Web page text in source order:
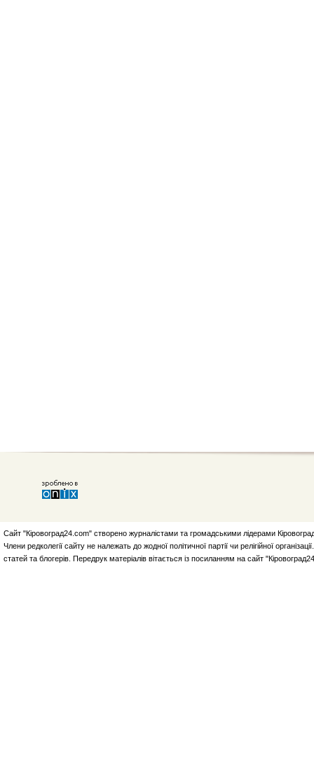
Сайт "Кіровоград24.com" створено журналістами та громадськими лідерами
Члени редколегії сайту не належать до жодної політичної партії чи релігійної
статей та блогерів. Передрук матеріалів вітається із посиланням на сайт